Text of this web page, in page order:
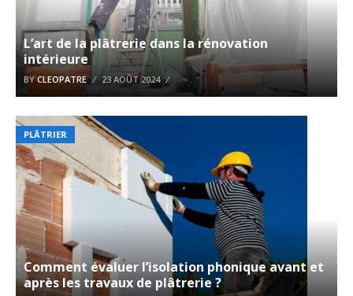
L’art de la plâtrerie dans la rénovation
intérieure
BYCLEOPATRE 23 AOÛT 2024
PLÂTRIER
Comment évaluer l’isolation phonique avant et
après les travaux de plâtrerie ?